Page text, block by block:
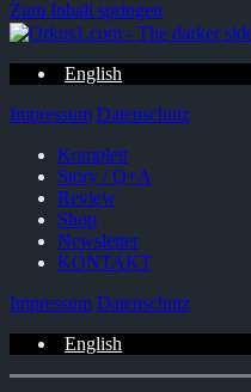
Zum Inhalt springen
English
Impressum Datenschutz
Komplett
Story / Q+A
Review
Shop
Newsletter
KONTAKT
Impressum Datenschutz
English